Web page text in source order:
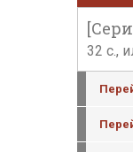
32 с.,